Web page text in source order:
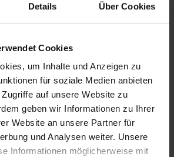
Details Über Cookies
Cookies
um Inhalte und Anzeigen zu
für soziale Medien anbieten
auf unsere Website zu
geben wir Informationen zu Ihrer
Website an unsere Partner für
und Analysen weiter. Unsere
Informationen möglicherweise mit